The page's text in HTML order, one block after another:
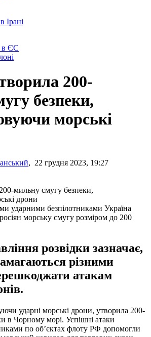
Ірані
в ЄС
200-
безпеки,
морські
, 22 грудня 2023, 19:27
ударними безпілотниками Україна
морську смугу розміром до 200
розвідки зазначає,
різними
атакам
ударні морські дрони, утворила 200-
в Чорному морі. Успішні атаки
по об’єктах флоту РФ допомогли